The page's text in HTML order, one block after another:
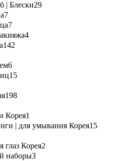
| Блески29
7
7
4
142
6
15
198
Корея1
| для умывания Корея15
глаз Корея2
наборы3